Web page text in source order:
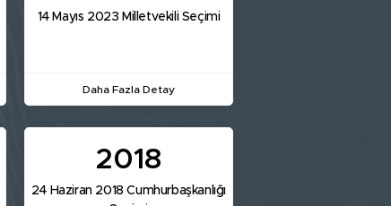
14 Mayıs 2023 Milletvekili Seçimi
Daha Fazla Detay
2018
24 Haziran 2018 Cumhurbaşkanlığı